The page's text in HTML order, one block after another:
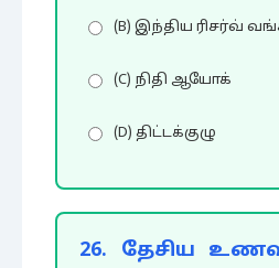
(B) இந்திய ரிசர்வ்
(C) நிதி ஆயோக்
(D) திட்டக்குழு
26. தேசிய உணவு